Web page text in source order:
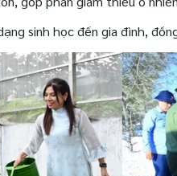
sinh học đến gia đình,